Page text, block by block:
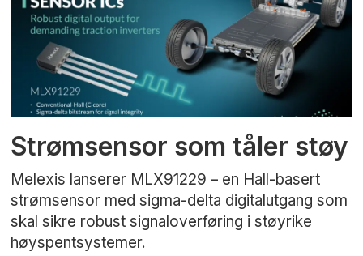
Strømsensor som tåler støy
Melexis lanserer MLX91229 – en Hall-basert
strømsensor med sigma-delta digitalutgang som
skal sikre robust signaloverføring i støyrike
høyspentsystemer.